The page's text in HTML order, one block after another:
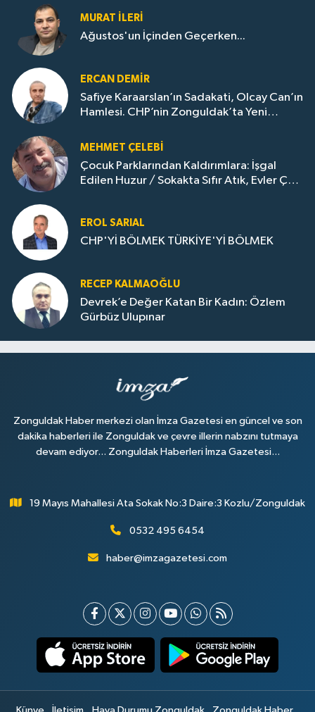
MURAT İLERI
Ağustos'un İçinden Geçerken...
ERCAN DEMIR
Safiye Karaarslan’ın Sadakati, Olcay Can’ın
Hamlesi. CHP’nin Zonguldak’ta Yeni
MEHMET ÇELEBI
Çocuk Parklarından Kaldırımlara: İşgal
Edilen Huzur / Sokakta Sıfır Atık, Evler Çöp
EROL SARIAL
CHP'Yİ BÖLMEK TÜRKİYE'Yİ BÖLMEK
RECEP KALMAOĞLU
Devrek’e Değer Katan Bir Kadın: Özlem
Gürbüz Ulupınar
Zonguldak Haber merkezi olan İmza Gazetesi en güncel ve son
dakika haberleri ile Zonguldak ve çevre illerin nabzını tutmaya
devam ediyor... Zonguldak Haberleri İmza Gazetesi...
19 Mayıs Mahallesi Ata Sokak No:3 Daire:3 Kozlu/Zonguldak
0532 495 6454
haber@imzagazetesi.com